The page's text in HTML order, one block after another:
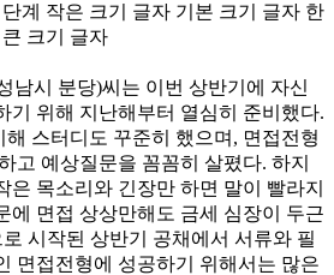
단계 작은 크기 글자 기본 크기 글자 한
크기 글자
남시 분당)씨는 이번 상반기에 자신
기 위해 지난해부터 열심히 준비했다.
스터디도 꾸준히 했으며, 면접전형
고 예상질문을 꼼꼼히 살폈다. 하지
은 목소리와 긴장만 하면 말이 빨라지
에 면접 상상만해도 금세 심장이 두근
시작된 상반기 공채에서 서류와 필
면접전형에 성공하기 위해서는 많은